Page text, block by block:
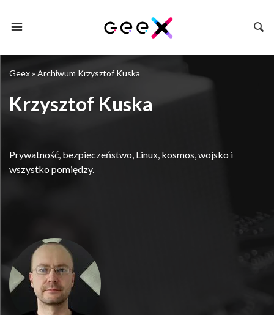
Geex» Archiwum Krzysztof Kuska
Krzysztof Kuska
Prywatność, bezpieczeństwo, Linux, kosmos, wojsko i
wszystko pomiędzy.